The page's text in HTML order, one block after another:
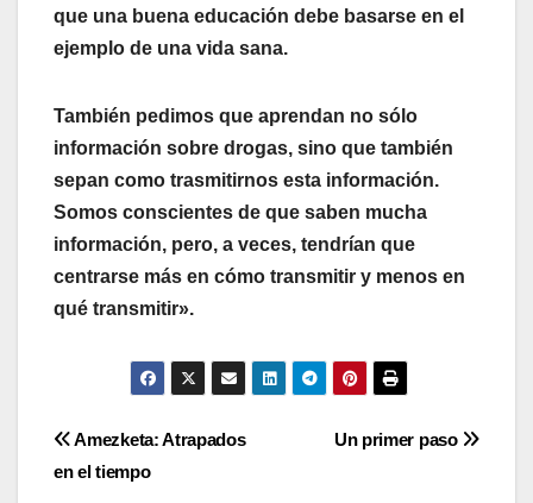
que una buena educación debe basarse en el
ejemplo de una vida sana.
También pedimos que aprendan no sólo
información sobre drogas, sino que también
sepan como trasmitirnos esta información.
Somos conscientes de que saben mucha
información, pero, a veces, tendrí­an que
centrarse más en cómo transmitir y menos en
qué transmitir».
Navegación
Un primer paso
Amezketa: Atrapados
en el tiempo